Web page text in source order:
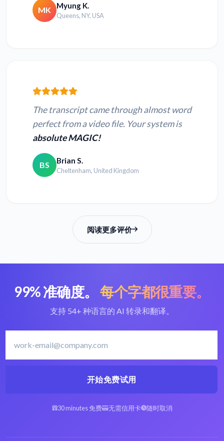
MK Myung K.
Queens, NY, USA
The transcript came through almost word
perfect from a video file. Your system is
absolute MAGIC!
BS Brian S.
Cheltenham, United Kingdom
阅读更多评价
99% 准确度。 每个字都很重要。
支持 54+ 种语言的 AI 转录和翻译。
开始免费试用
30 minutes 免费 无需信用卡 随时取消